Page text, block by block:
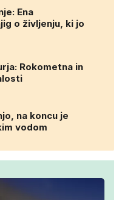
Ena
o življenju, ki jo
Rokometna in
na koncu je
vodom